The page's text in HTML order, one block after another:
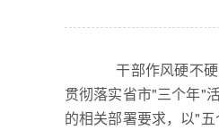
干部作风硬不硬
贯彻落实省市"三个年"
的相关部署要求，以"